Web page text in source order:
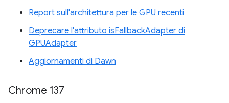
Report sull'architettura per le GPU recenti
Deprecare l'attributo isFallbackAdapter di
GPUAdapter
Aggiornamenti di Dawn
Chrome 137